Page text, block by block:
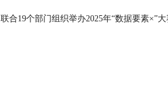
合19个部门组织举办2025年“数据要素×”大